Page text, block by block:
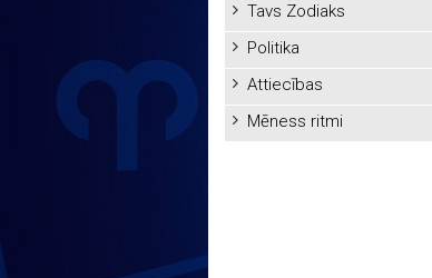
Tavs Zodiaks
Politika
Attiecības
Mēness ritmi